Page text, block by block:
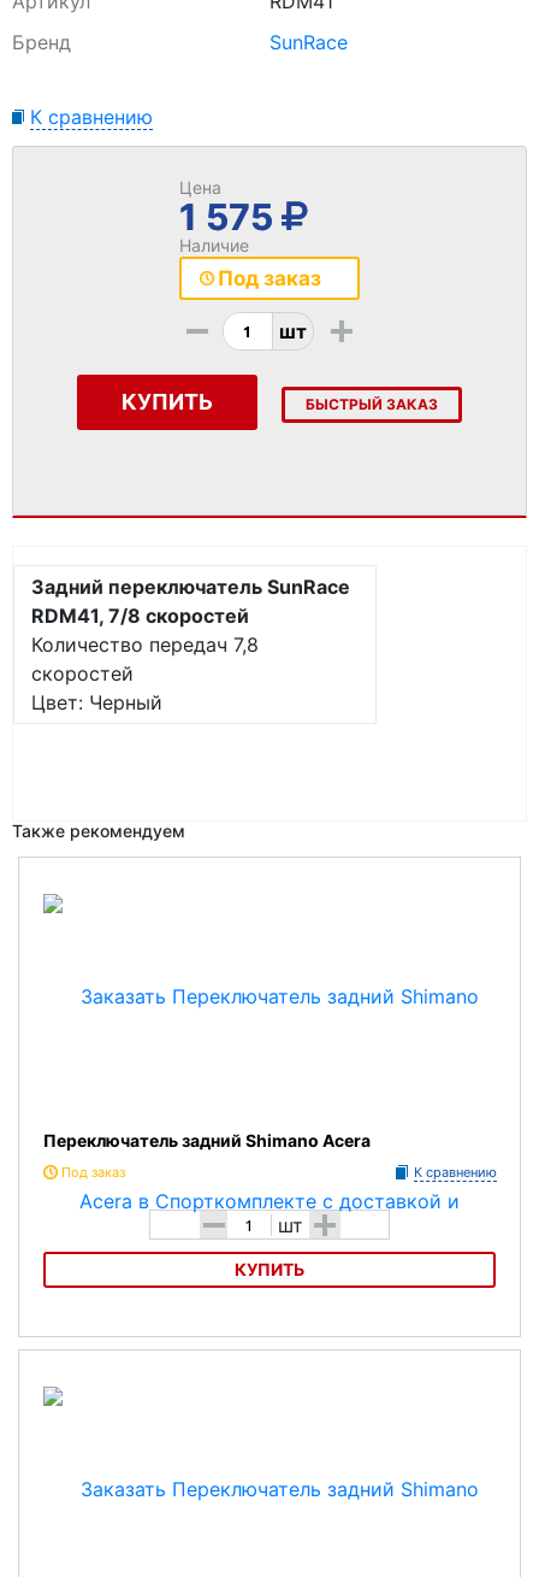
Бренд
SunRace
К сравнению
Цена
1 575
Наличие
Под заказ
- шт +
КУПИТЬ БЫСТРЫЙ ЗАКАЗ
Задний переключатель SunRace
RDM41, 7/8 скоростей
Количество передач 7,8
скоростей
Цвет: Черный
Также рекомендуем
Переключатель задний Shimano Acera
Под заказ К сравнению
- шт +
КУПИТЬ
Переключатель задний Shimano Acera